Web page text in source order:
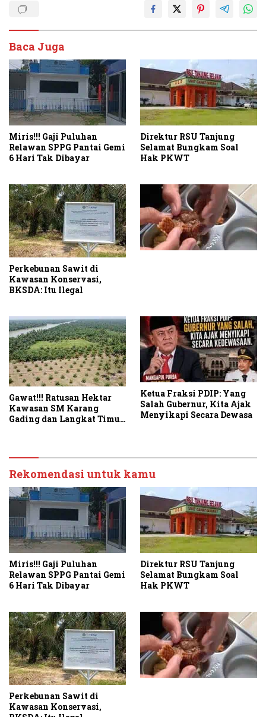
Baca Juga
Miris!!! Gaji Puluhan
Relawan SPPG Pantai Gemi
6 Hari Tak Dibayar
Direktur RSU Tanjung
Selamat Bungkam Soal
Hak PKWT
Perkebunan Sawit di
Kawasan Konservasi,
BKSDA: Itu Ilegal
Gawat!!! Ratusan Hektar
Kawasan SM Karang
Gading dan Langkat Timur
Ketua Fraksi PDIP: Yang
Salah Gubernur, Kita Ajak
Menyikapi Secara Dewasa
Rekomendasi untuk kamu
Miris!!! Gaji Puluhan
Relawan SPPG Pantai Gemi
6 Hari Tak Dibayar
Direktur RSU Tanjung
Selamat Bungkam Soal
Hak PKWT
Perkebunan Sawit di
Kawasan Konservasi,